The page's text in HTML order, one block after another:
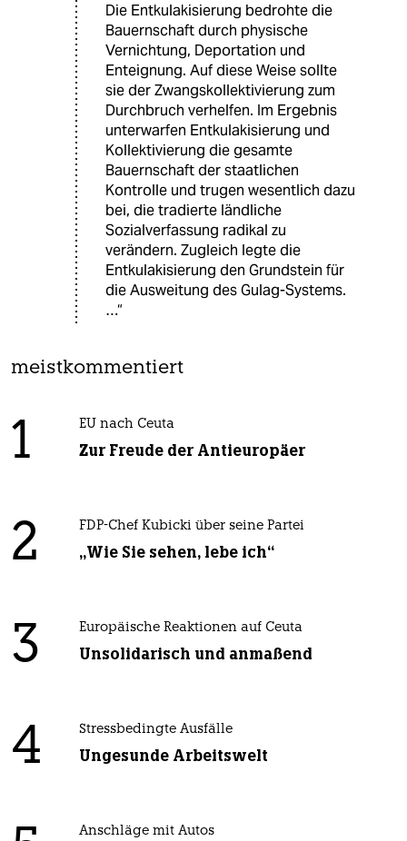
Die Entkulakisierung bedrohte die
Bauernschaft durch physische
Vernichtung, Deportation und
Enteignung. Auf diese Weise sollte
sie der Zwangskollektivierung zum
Durchbruch verhelfen. Im Ergebnis
unterwarfen Entkulakisierung und
Kollektivierung die gesamte
Bauernschaft der staatlichen
Kontrolle und trugen wesentlich dazu
bei, die tradierte ländliche
Sozialverfassung radikal zu
verändern. Zugleich legte die
Entkulakisierung den Grundstein für
die Ausweitung des Gulag-Systems.
…“
meistkommentiert
1 EU nach Ceuta
Zur Freude der Antieuropäer
2 FDP-Chef Kubicki über seine Partei
„Wie Sie sehen, lebe ich“
3 Europäische Reaktionen auf Ceuta
Unsolidarisch und anmaßend
4 Stressbedingte Ausfälle
Ungesunde Arbeitswelt
Anschläge mit Autos